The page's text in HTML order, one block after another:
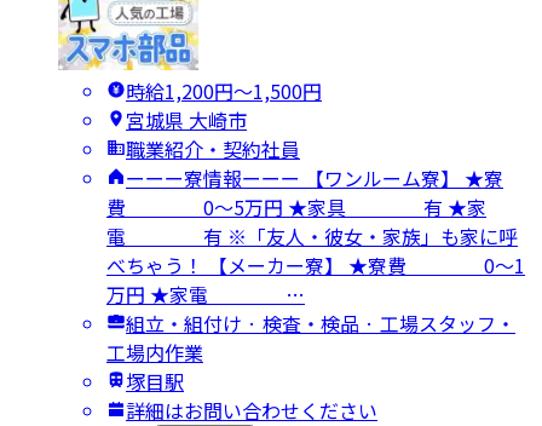
時給1,200円〜1,500円
宮城県 大崎市
職業紹介・契約社員
ーーー寮情報ーーー 【ワンルーム寮】 ★寮
費 0～5万円 ★家具 有 ★家
電 有 ※「友人・彼女・家族」も家に呼
べちゃう！ 【メーカー寮】 ★寮費 0～1
万円 ★家電 …
組立・組付け · 検査・検品 · 工場スタッフ・
工場内作業
塚目駅
詳細はお問い合わせください